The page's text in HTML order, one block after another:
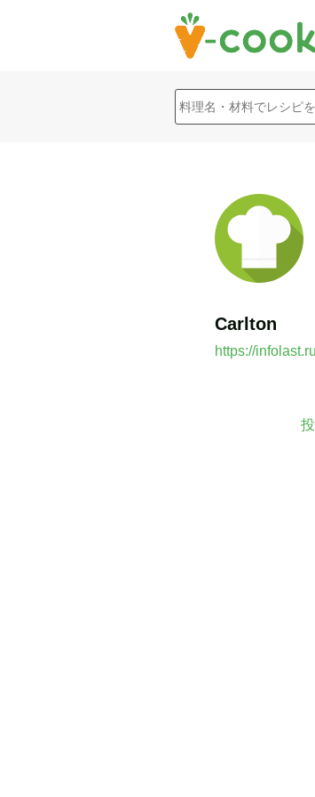
Carlton
https://